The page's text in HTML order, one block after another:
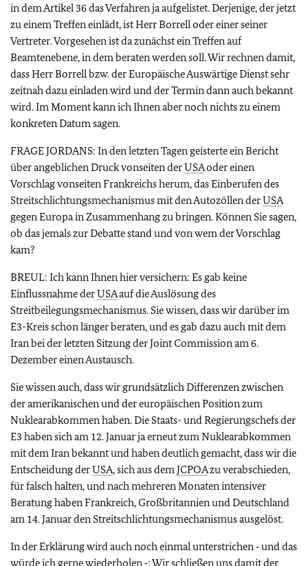
in dem Artikel 36 das Verfahren ja aufgelistet. Derjenige, der jetzt
zu einem Treffen einlädt, ist Herr Borrell oder einer seiner
Vertreter. Vorgesehen ist da zunächst ein Treffen auf
Beamtenebene, in dem beraten werden soll. Wir rechnen damit,
dass Herr Borrell bzw. der Europäische Auswärtige Dienst sehr
zeitnah dazu einladen wird und der Termin dann auch bekannt
wird. Im Moment kann ich Ihnen aber noch nichts zu einem
konkreten Datum sagen.
FRAGE JORDANS: In den letzten Tagen geisterte ein Bericht
über angeblichen Druck vonseiten derUSAoder einen
Vorschlag vonseiten Frankreichs herum, das Einberufen des
Streitschlichtungsmechanismus mit den Autozöllen derUSA
gegen Europa in Zusammenhang zu bringen. Können Sie sagen,
ob das jemals zur Debatte stand und von wem der Vorschlag
kam?
BREUL: Ich kann Ihnen hier versichern: Es gab keine
Einflussnahme derUSAauf die Auslösung des
Streitbeilegungsmechanismus. Sie wissen, dass wir darüber im
E3-Kreis schon länger beraten, und es gab dazu auch mit dem
Iran bei der letzten Sitzung der Joint Commission am 6.
Dezember einen Austausch.
Sie wissen auch, dass wir grundsätzlich Differenzen zwischen
der amerikanischen und der europäischen Position zum
Nuklearabkommen haben. Die Staats- und Regierungschefs der
E3 haben sich am 12. Januar ja erneut zum Nuklearabkommen
mit dem Iran bekannt und haben deutlich gemacht, dass wir die
Entscheidung derUSA, sich aus demJCPOAzu verabschieden,
für falsch halten, und nach mehreren Monaten intensiver
Beratung haben Frankreich, Großbritannien und Deutschland
am 14. Januar den Streitschlichtungsmechanismus ausgelöst.
In der Erklärung wird auch noch einmal unterstrichen ‑ und das
würde ich gerne wiederholen ‑: Wir schließen uns damit der